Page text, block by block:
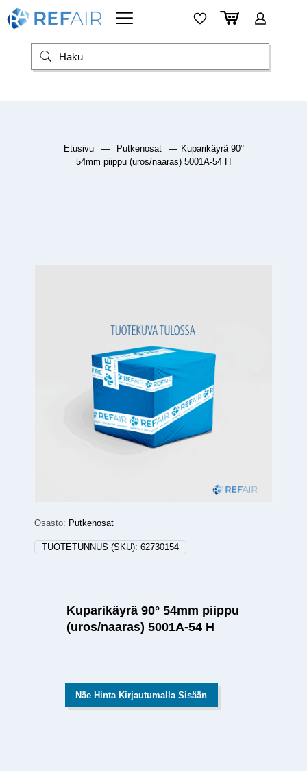
Etusivu — Putkenosat — Kuparikäyrä 90°
54mm piippu (uros/naaras) 5001A-54 H
Osasto: Putkenosat
TUOTETUNNUS (SKU): 62730154
Kuparikäyrä 90° 54mm piippu
(uros/naaras) 5001A-54 H
Näe Hinta Kirjautumalla Sisään